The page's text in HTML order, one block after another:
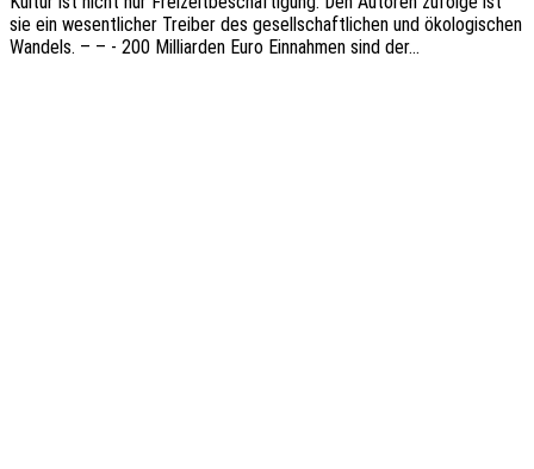
sie ein wesent­li­cher Trei­ber des gesell­schaft­li­chen und ökolo­gi­schen
Wandels. – – - 200 Milli­ar­den Euro Einnah­men sind der…